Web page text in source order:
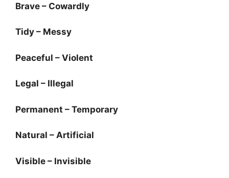
Brave – Cowardly
Tidy – Messy
Peaceful – Violent
Legal – Illegal
Permanent – Temporary
Natural – Artificial
Visible – Invisible